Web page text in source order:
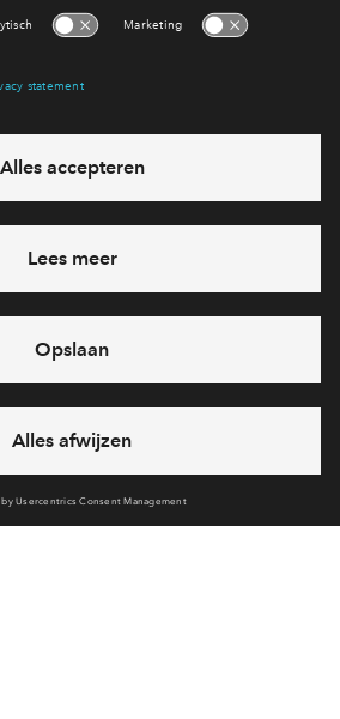
projecten
wil mij aanmelden
je direct antwoord? Bel ons op088
712 27 21
beschikbaar (behalve tijdens
van 09:00 - 18:00 uur